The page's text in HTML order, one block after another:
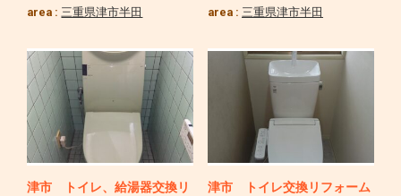
area :三重県津市半田 area :三重県津市半田
津市 トイレ、給湯器交換リ
津市 トイレ交換リフォーム